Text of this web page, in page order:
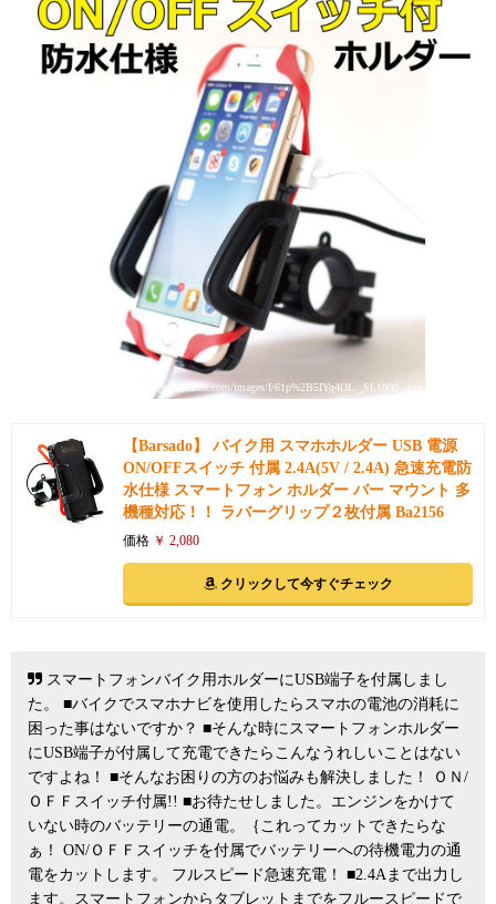
引用: https://images-na.ssl-images-amazon.com/images/I/61p%2B5IYq4OL._SL1000_.jpg
【Barsado】 バイク用 スマホホルダー USB 電源
ON/OFFスイッチ 付属 2.4A(5V / 2.4A) 急速充電防
水仕様 スマートフォン ホルダー バー マウント 多
機種対応！！ ラバーグリップ２枚付属 Ba2156
価格 ￥ 2,080
クリックして今すぐチェック
スマートフォンバイク用ホルダーにUSB端子を付属しまし
た。 ■バイクでスマホナビを使用したらスマホの電池の消耗に
困った事はないですか？ ■そんな時にスマートフォンホルダー
にUSB端子が付属して充電できたらこんなうれしいことはない
ですよね！ ■そんなお困りの方のお悩みも解決しました！ ＯＮ/
ＯＦＦスイッチ付属!! ■お待たせしました。エンジンをかけて
いない時のバッテリーの通電。｛これってカットできたらな
ぁ！ ON/ＯＦＦスイッチを付属でバッテリーへの待機電力の通
電をカットします。 フルスピード急速充電！ ■2.4Aまで出力し
ます。スマートフォンからタブレットまでをフルースピードで